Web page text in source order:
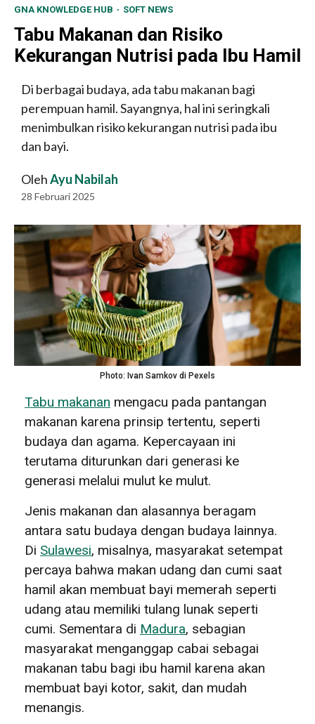
GNA KNOWLEDGE HUB SOFT NEWS
Tabu Makanan dan Risiko
Kekurangan Nutrisi pada Ibu Hamil
Di berbagai budaya, ada tabu makanan bagi
perempuan hamil. Sayangnya, hal ini seringkali
menimbulkan risiko kekurangan nutrisi pada ibu
dan bayi.
OlehAyu Nabilah
28 Februari 2025
Photo: Ivan Samkov di Pexels
Tabu makanan mengacu pada pantangan
makanan karena prinsip tertentu, seperti
budaya dan agama. Kepercayaan ini
terutama diturunkan dari generasi ke
generasi melalui mulut ke mulut.
Jenis makanan dan alasannya beragam
antara satu budaya dengan budaya lainnya.
Di Sulawesi, misalnya, masyarakat setempat
percaya bahwa makan udang dan cumi saat
hamil akan membuat bayi memerah seperti
udang atau memiliki tulang lunak seperti
cumi. Sementara di Madura, sebagian
masyarakat menganggap cabai sebagai
makanan tabu bagi ibu hamil karena akan
membuat bayi kotor, sakit, dan mudah
menangis.